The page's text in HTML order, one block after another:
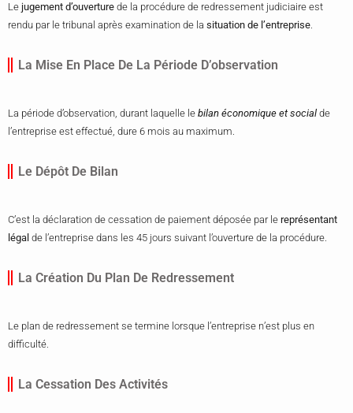
Le jugement d’ouverture de la procédure de redressement judiciaire est
rendu par le tribunal après examination de la situation de l’entreprise.
La Mise En Place De La Période D’observation
La période d’observation, durant laquelle le bilan économique et social de
l’entreprise est effectué, dure 6 mois au maximum.
Le Dépôt De Bilan
C’est la déclaration de cessation de paiement déposée par le représentant
légal de l’entreprise dans les 45 jours suivant l’ouverture de la procédure.
La Création Du Plan De Redressement
Le plan de redressement se termine lorsque l’entreprise n’est plus en
difficulté.
La Cessation Des Activités